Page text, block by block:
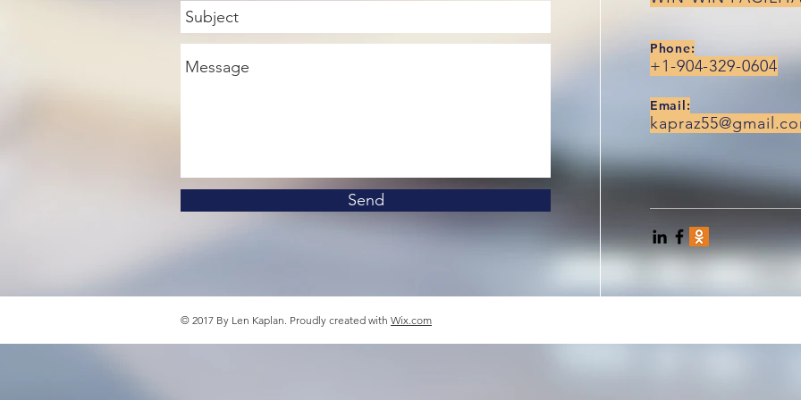
Phone:
+1-904-329-0604
Email:
© 2017 By Len Kaplan. Proudly created with Wix.com
Send